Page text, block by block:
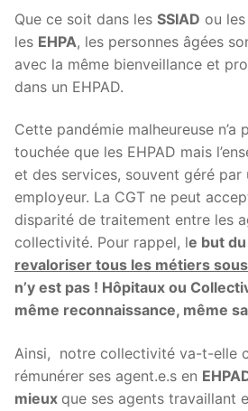
Que ce soit dans les SSIAD ou les
les EHPA, les personnes âgées
avec la même bienveillance et
dans un EHPAD.
Cette pandémie malheureuse n’a
touchée que les EHPAD mais
et des services, souvent géré par
employeur. La CGT ne peut
disparité de traitement entre les
collectivité. Pour rappel, le but
revaloriser tous les métiers
n’y est pas ! Hôpitaux ou
même reconnaissance, même
Ainsi, notre collectivité va-t-elle
rémunérer ses agent.e.s en
mieux que ses agents travaillant